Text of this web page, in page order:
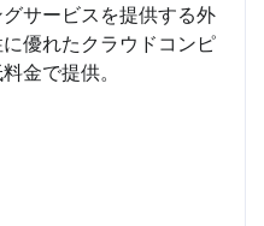
サービスを提供する外
優れたクラウドコンピ
金で提供。